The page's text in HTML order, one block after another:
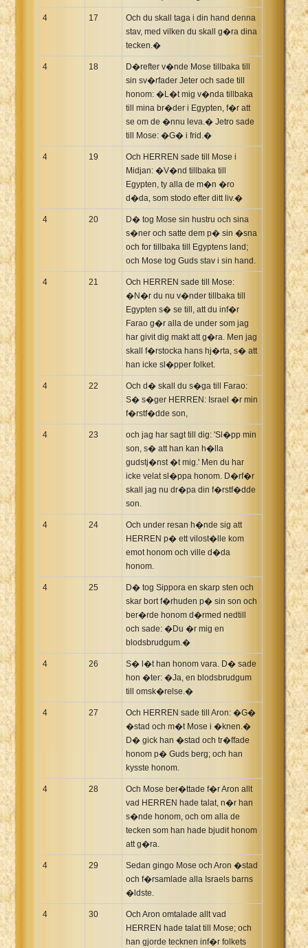
4 17
Och du skall taga i din hand denna
stav, med vilken du skall g�ra dina
tecken.�
4 18
D�refter v�nde Mose tillbaka till
sin sv�rfader Jeter och sade till
honom: �L�t mig v�nda tillbaka
till mina br�der i Egypten, f�r att
se om de �nnu leva.� Jetro sade
till Mose: �G� i frid.�
4 19
Och HERREN sade till Mose i
Midjan: �V�nd tillbaka till
Egypten, ty alla de m�n �ro
d�da, som stodo efter ditt liv.�
4 20
D� tog Mose sin hustru och sina
s�ner och satte dem p� sin �sna
och for tillbaka till Egyptens land;
och Mose tog Guds stav i sin hand.
4 21
Och HERREN sade till Mose:
�N�r du nu v�nder tillbaka till
Egypten s� se till, att du inf�r
Farao g�r alla de under som jag
har givit dig makt att g�ra. Men jag
skall f�rstocka hans hj�rta, s� att
han icke sl�pper folket.
4 22
Och d� skall du s�ga till Farao:
S� s�ger HERREN: Israel �r min
f�rstf�dde son,
4 23
och jag har sagt till dig: 'Sl�pp min
son, s� att han kan h�lla
gudstj�nst �t mig.' Men du har
icke velat sl�ppa honom. D�rf�r
skall jag nu dr�pa din f�rstf�dde
son.
4 24
Och under resan h�nde sig att
HERREN p� ett vilost�lle kom
emot honom och ville d�da
honom.
4 25
D� tog Sippora en skarp sten och
skar bort f�rhuden p� sin son och
ber�rde honom d�rmed nedtill
och sade: �Du �r mig en
blodsbrudgum.�
4 26
S� l�t han honom vara. D� sade
hon �ter: �Ja, en blodsbrudgum
till omsk�relse.�
4 27
Och HERREN sade till Aron: �G�
�stad och m�t Mose i �knen.�
D� gick han �stad och tr�ffade
honom p� Guds berg; och han
kysste honom.
4 28
Och Mose ber�ttade f�r Aron allt
vad HERREN hade talat, n�r han
s�nde honom, och om alla de
tecken som han hade bjudit honom
att g�ra.
4 29
Sedan gingo Mose och Aron �stad
och f�rsamlade alla Israels barns
�ldste.
4 30
Och Aron omtalade allt vad
HERREN hade talat till Mose; och
han gjorde tecknen inf�r folkets